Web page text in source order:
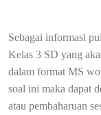
Sebagai informasi
Kelas 3 SD yang
dalam format MS
soal ini maka dapat
atau pembaharuan